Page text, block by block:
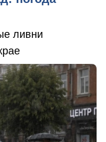
ливни